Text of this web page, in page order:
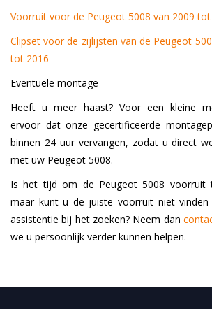
Voorruit voor de Peugeot 5008 van 2009 tot
Clipset voor de zijlijsten van de Peugeot
tot 2016
Eventuele montage
Heeft u meer haast? Voor een kleine
ervoor dat onze gecertificeerde
binnen 24 uur vervangen, zodat u direct
met uw Peugeot 5008.
Is het tijd om de Peugeot 5008 voorruit
maar kunt u de juiste voorruit niet
assistentie bij het zoeken? Neem dan
we u persoonlijk verder kunnen helpen.